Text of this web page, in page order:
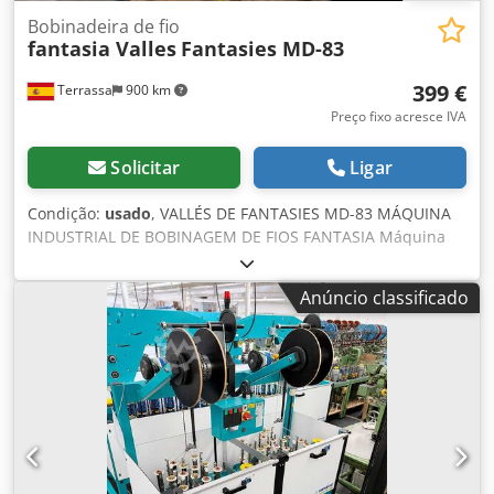
Terrassa 900 km
Bobinadeira de fio
fantasia Valles Fantasies MD-83
399 €
Preço fixo acresce IVA
Solicitar Ligar
Condição: usado, VALLÉS DE FANTASIES MD-83 MÁQUINA
INDUSTRIAL DE BOBINAGEM DE FIOS FANTASIA Máquina
industrial para bobinagem de fios fantasia fabricada pela
Vallés de Fantasies (Sabadell, Catalunha, Espanha), modelo
MD-83. Proveniente de liquidação de empresa industrial
em Espanha. ═════ ESPECIFICAÇÕES ═════ - Fabricante:
Vallés de Fantasies (Espanha, fabricante ativo) - Modelo:
MD-83 - Tipo: Máquina de bobinagem de fios fantasia -
Cabeças / fusos: [A CONFIRMAR] - Velocidade de
bobinagem: [A CONFIRMAR] - Alimentação elétrica: [A
CONFIRMAR - 220V ou 380V] - Consumo de energia: [A
CONFIRMAR] - Ano de fabricação: [A CONFIRMAR -
Anúncio classificado